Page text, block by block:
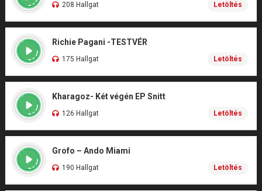
208 Hallgat Letöltés
Richie Pagani -TESTVÉR
175 Hallgat Letöltés
Kharagoz- Két végén EP Snitt
126 Hallgat Letöltés
Grofo – Ando Miami
190 Hallgat Letöltés